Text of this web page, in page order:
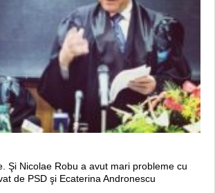
Şi Nicolae Robu a avut mari probleme cu
de PSD şi Ecaterina Andronescu